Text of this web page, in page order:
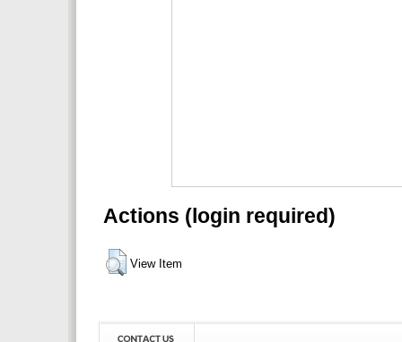
Actions (login required)
View Item